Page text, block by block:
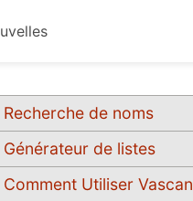
Recherche de noms
Générateur de listes
Comment Utiliser Vascan